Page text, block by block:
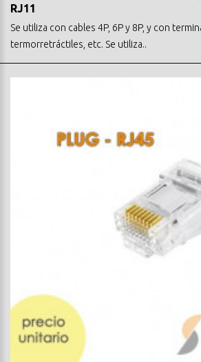
RJ11
Se utiliza con cables 4P, 6P y 8P, y con
termorretráctiles, etc. Se utiliza..